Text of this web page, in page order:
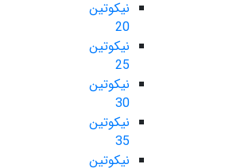
نیکوتین
20
نیکوتین
25
نیکوتین
30
نیکوتین
35
نیکوتین